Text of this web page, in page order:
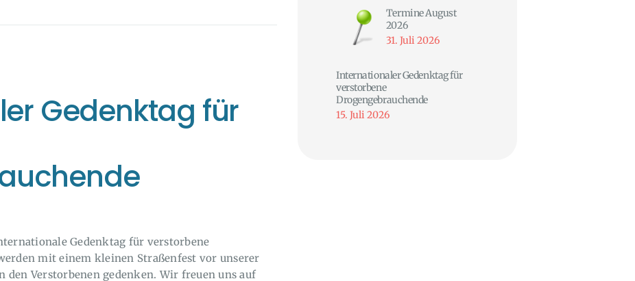
Gedenktag für
Gedenktag für verstorbene
mit einem kleinen Straßenfest vor unserer
Verstorbenen gedenken. Wir freuen uns auf
Termine August
2026
31. Juli 2026
Internationaler Gedenktag für
verstorbene
Drogengebrauchende
15. Juli 2026